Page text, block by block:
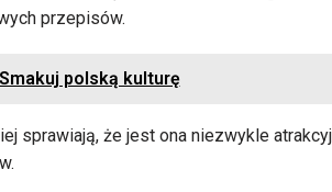
przepisów.
polską kulturę
sprawiają, że jest ona niezwykle